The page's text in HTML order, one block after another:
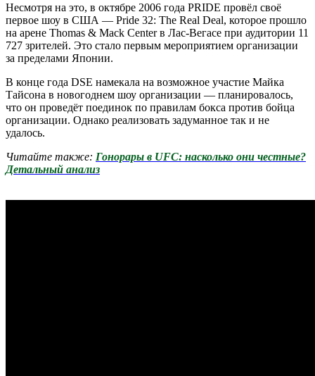
Несмотря на это, в октябре 2006 года PRIDE провёл своё
первое шоу в США — Pride 32: The Real Deal, которое прошло
на арене Thomas & Mack Center в Лас-Вегасе при аудитории 11
727 зрителей. Это стало первым мероприятием организации
за пределами Японии.
В конце года DSE намекала на возможное участие Майка
Тайсона в новогоднем шоу организации — планировалось,
что он проведёт поединок по правилам бокса против бойца
организации. Однако реализовать задуманное так и не
удалось.
Читайте также: Гонорары в UFC: насколько они честные?
Детальный анализ